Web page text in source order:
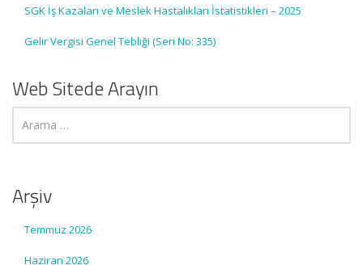
SGK İş Kazaları ve Meslek Hastalıkları İstatistikleri – 2025
Gelir Vergisi Genel Tebliği (Seri No: 335)
Web Sitede Arayın
Arşiv
Temmuz 2026
Haziran 2026